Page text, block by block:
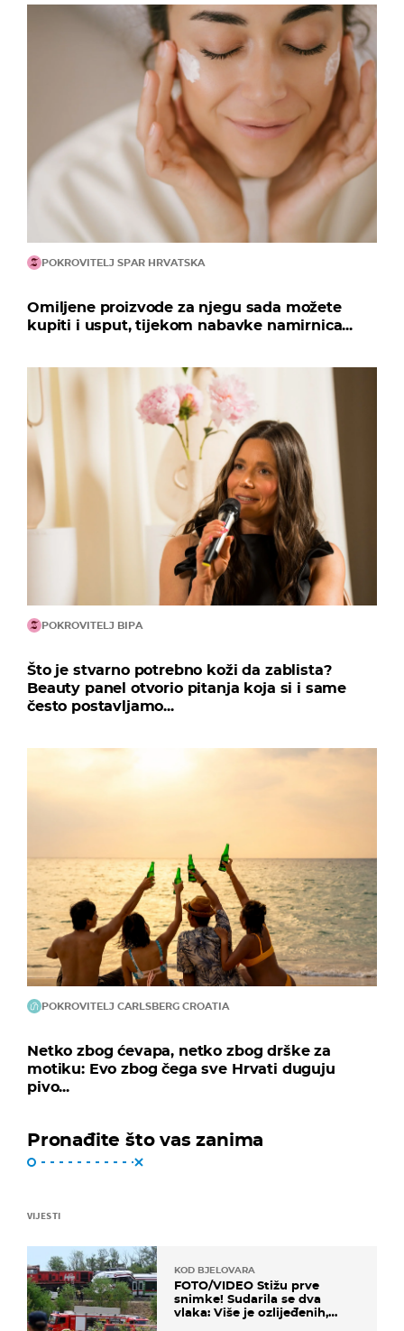
POKROVITELJ SPAR HRVATSKA
Omiljene proizvode za njegu sada možete
kupiti i usput, tijekom nabavke namirnica...
POKROVITELJ BIPA
Što je stvarno potrebno koži da zablista?
Beauty panel otvorio pitanja koja si i same
često postavljamo...
POKROVITELJ CARLSBERG CROATIA
Netko zbog ćevapa, netko zbog drške za
motiku: Evo zbog čega sve Hrvati duguju
pivo...
Pronađite što vas zanima
VIJESTI
KOD BJELOVARA
FOTO/VIDEO Stižu prve
snimke! Sudarila se dva
vlaka: Više je ozlijeđenih,